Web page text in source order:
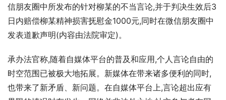
信朋友圈中所发布的针对柳某的不当言论,并于判决生效后3
日内赔偿柳某精神损害抚慰金1000元,同时在微信朋友圈中
发表道歉声明(内容由法院审定)。
承办法官称,随着自媒体平台的普及和应用,个人言论自由的
时空范围已被极大地拓展。新媒体在带来诸多便利的同时,
也带来了新矛盾、新问题。在自媒体平台上,言论超出应有